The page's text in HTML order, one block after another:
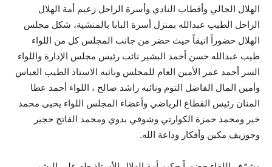
الهلال الحالي وأقطاب النادي وأسرة الراحل زعيم أمة الهلال
الراحل الطيب عبدالله بمنزل أسرة البابا بالمنشية، شكل مجلس
الهلال حضوراً انيقاً حيث حضر من جانب المجلس كل من اللواء
طيب عبدالله حسن أحمد البشير نائب رئيس مجلس الإدارة واللواء
السر أحمد عمر الأمين العام للمجلس ونائبه الاستاذ الطيب العباس
وأمين المال الفاضل التوم ونائبه راشد صالح ، اللواء أحمد عطا
المنان رئيس القطاع الرياضي وأعضاء المجلس اللواء يحيى محمد
خير ومحمد حمزة الكوارتي وشوقي بدوي ومحمد الفاتح حجير
وجوزيف مكين وأفكار وداعة الله.